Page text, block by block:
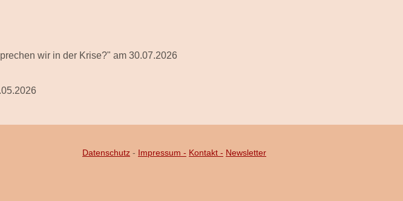
wir in der Krise?" am 30.07.2026
Datenschutz - Impressum - Kontakt - Newsletter